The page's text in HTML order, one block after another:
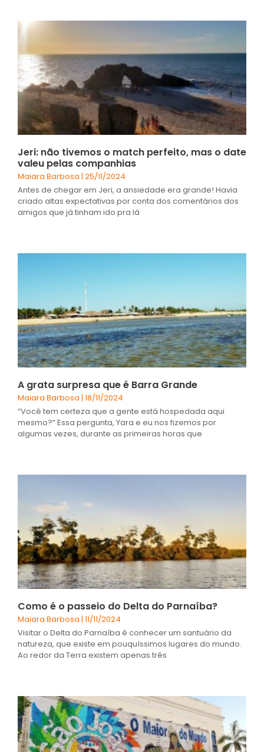
Jeri: não tivemos o match perfeito, mas o date
valeu pelas companhias
Maiara Barbosa 25/11/2024
Antes de chegar em Jeri, a ansiedade era grande! Havia
criado altas expectativas por conta dos comentários dos
amigos que já tinham ido pra lá
A grata surpresa que é Barra Grande
Maiara Barbosa 18/11/2024
“Você tem certeza que a gente está hospedada aqui
mesmo?” Essa pergunta, Yara e eu nos fizemos por
algumas vezes, durante as primeiras horas que
Como é o passeio do Delta do Parnaíba?
Maiara Barbosa 11/11/2024
Visitar o Delta do Parnaíba é conhecer um santuário da
natureza, que existe em pouquíssimos lugares do mundo.
Ao redor da Terra existem apenas três